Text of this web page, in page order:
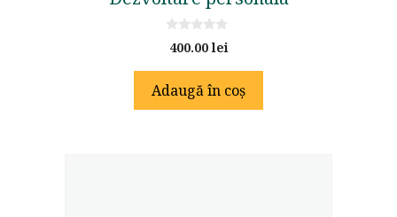
o
o
f
5
400.00lei
Adaugă în coș